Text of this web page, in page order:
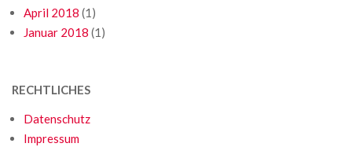
April 2018 (1)
Januar 2018 (1)
RECHTLICHES
Datenschutz
Impressum